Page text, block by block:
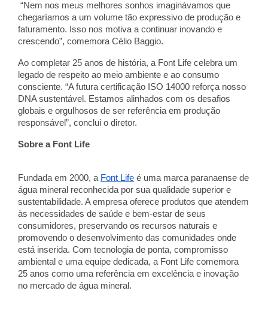
“Nem nos meus melhores sonhos imaginávamos que
chegaríamos a um volume tão expressivo de produção e
faturamento. Isso nos motiva a continuar inovando e
crescendo”, comemora Célio Baggio.
Ao completar 25 anos de história, a Font Life celebra um
legado de respeito ao meio ambiente e ao consumo
consciente. “A futura certificação ISO 14000 reforça nosso
DNA sustentável. Estamos alinhados com os desafios
globais e orgulhosos de ser referência em produção
responsável”, conclui o diretor.
Sobre a Font Life
Fundada em 2000, a Font Life é uma marca paranaense de
água mineral reconhecida por sua qualidade superior e
sustentabilidade. A empresa oferece produtos que atendem
às necessidades de saúde e bem-estar de seus
consumidores, preservando os recursos naturais e
promovendo o desenvolvimento das comunidades onde
está inserida. Com tecnologia de ponta, compromisso
ambiental e uma equipe dedicada, a Font Life comemora
25 anos como uma referência em excelência e inovação
no mercado de água mineral.